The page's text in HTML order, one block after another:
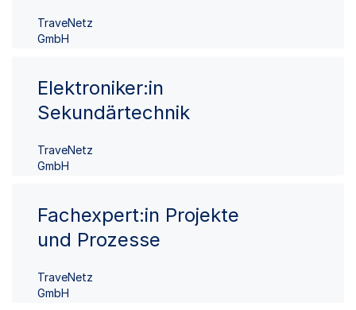
TraveNetz
GmbH
Elektroniker:in
Sekundärtechnik
TraveNetz
GmbH
Fachexpert:in Projekte
und Prozesse
TraveNetz
GmbH